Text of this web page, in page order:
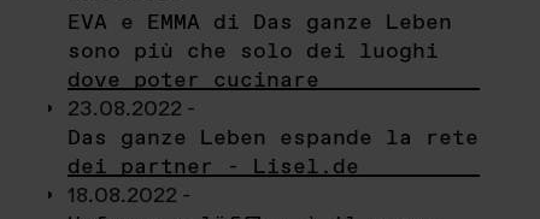
EVA e EMMA di Das ganze Leben
sono più che solo dei luoghi
dove poter cucinare
23.08.2022 -
Das ganze Leben espande la rete
dei partner - Lisel.de
18.08.2022 -